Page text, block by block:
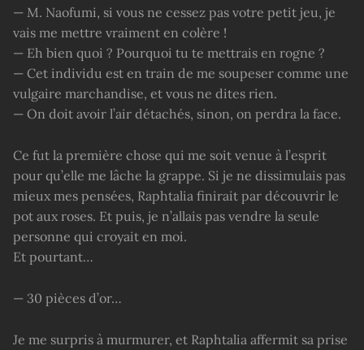
— M. Naofumi, si vous ne cessez pas votre petit jeu, je
vais me mettre vraiment en colère !
— Eh bien quoi ? Pourquoi tu te mettrais en rogne ?
— Cet individu est en train de me soupeser comme une
vulgaire marchandise, et vous ne dites rien.
— On doit avoir l’air détachés, sinon, on perdra la face.
Ce fut la première chose qui me soit venue à l’esprit
pour qu’elle me lâche la grappe. Si je ne dissimulais pas
mieux mes pensées, Raphtalia finirait par découvrir le
pot aux roses. Et puis, je n’allais pas vendre la seule
personne qui croyait en moi.
Et pourtant…
— 30 pièces d’or…
Je me surpris à murmurer, et Raphtalia affermit sa prise